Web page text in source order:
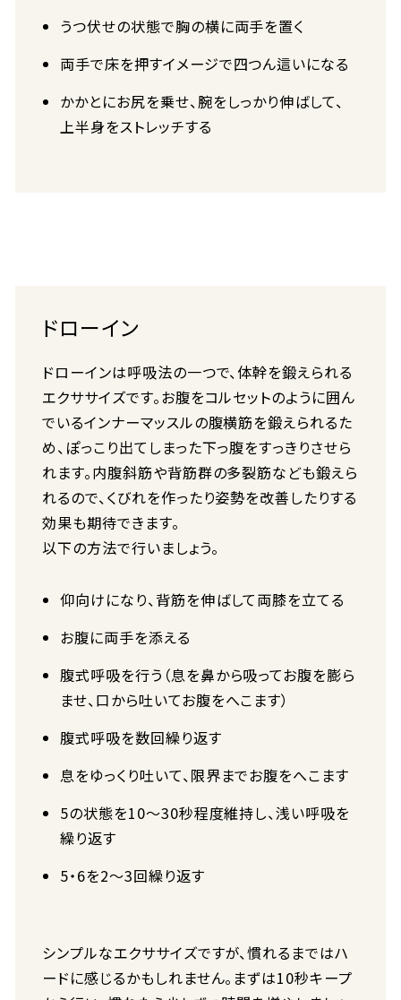
うつ伏せの状態で胸の横に両手を置く
両手で床を押すイメージで四つん這いになる
かかとにお尻を乗せ、腕をしっかり伸ばして、
上半身をストレッチする
ドローイン
ドローインは呼吸法の一つで、体幹を鍛えられる
エクササイズです。お腹をコルセットのように囲ん
でいるインナーマッスルの腹横筋を鍛えられるた
め、ぽっこり出てしまった下っ腹をすっきりさせら
れます。内腹斜筋や背筋群の多裂筋なども鍛えら
れるので、くびれを作ったり姿勢を改善したりする
効果も期待できます。
以下の方法で行いましょう。
仰向けになり、背筋を伸ばして両膝を立てる
お腹に両手を添える
腹式呼吸を行う（息を鼻から吸ってお腹を膨ら
ませ、口から吐いてお腹をへこます）
腹式呼吸を数回繰り返す
息をゆっくり吐いて、限界までお腹をへこます
5の状態を10〜30秒程度維持し、浅い呼吸を
繰り返す
5・6を2〜3回繰り返す
シンプルなエクササイズですが、慣れるまではハ
ードに感じるかもしれません。まずは10秒キープ